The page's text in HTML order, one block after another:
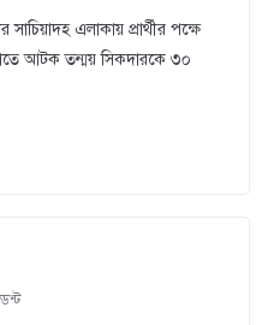
এলাকায় প্রার্থীর পক্ষে
আটক তন্ময় সিকদারকে ৩০